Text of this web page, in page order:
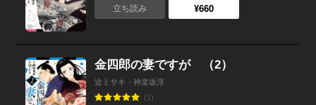
立ち読み ¥660
金四郎の妻ですが （2）
迫ミサキ・神楽坂淳
(1)